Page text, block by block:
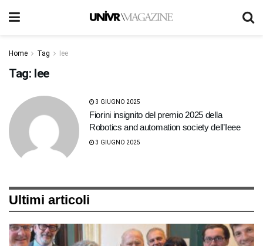
Home Tag Iee
Tag: Iee
3 GIUGNO 2025
Fiorini insignito del premio 2025 della
Robotics and automation society dell’Ieee
3 GIUGNO 2025
Ultimi articoli